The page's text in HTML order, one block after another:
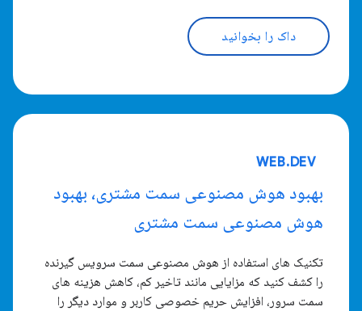
داک را بخوانید
WEB.DEV
بهبود هوش مصنوعی سمت مشتری، بهبود
هوش مصنوعی سمت مشتری
تکنیک های استفاده از هوش مصنوعی سمت سرویس گیرنده
را کشف کنید که مزایایی مانند تاخیر کم، کاهش هزینه های
سمت سرور، افزایش حریم خصوصی کاربر و موارد دیگر را